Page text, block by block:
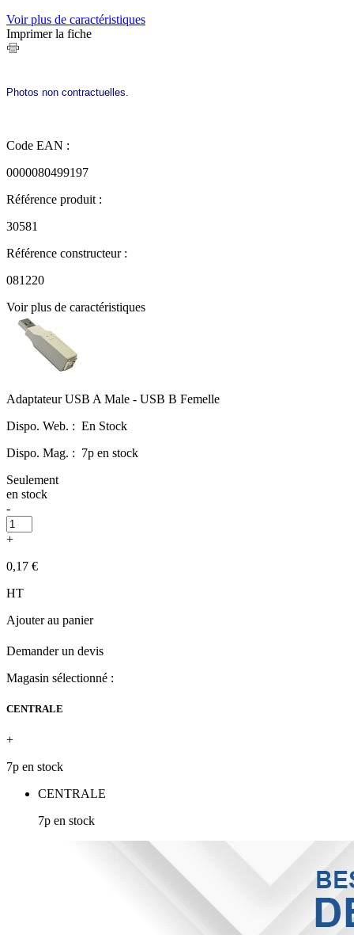
Voir plus de caractéristiques
Imprimer la fiche
Photos non contractuelles.
Code EAN :
0000080499197
Référence produit :
30581
Référence constructeur :
081220
Voir plus de caractéristiques
Adaptateur USB A Male - USB B Femelle
Dispo. Web. : En Stock
Dispo. Mag. : 7p en stock
Seulement
en stock
-
+
0,17 €
HT
Ajouter au panier
Demander un devis
Magasin sélectionné :
CENTRALE
+
7p en stock
CENTRALE
7p en stock